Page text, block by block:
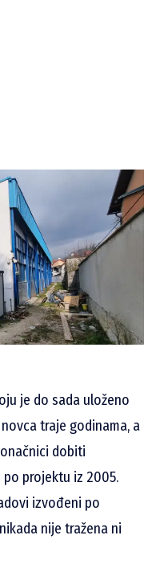
je do sada uloženo
traje godinama, a
dobiti
projektu iz 2005.
izvođeni po
nije tražena ni